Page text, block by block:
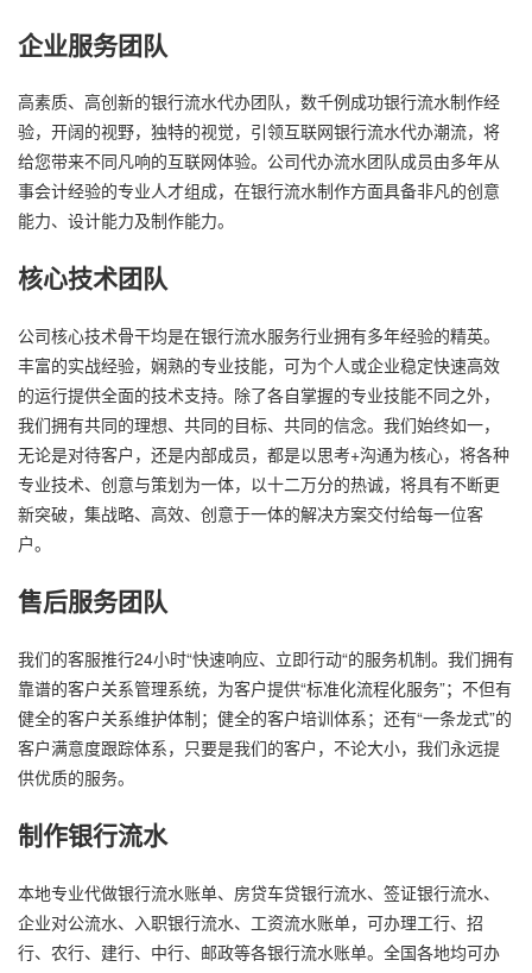
企业服务团队
高素质、高创新的银行流水代办团队，数千例成功银行流水制作经
验，开阔的视野，独特的视觉，引领互联网银行流水代办潮流，将
给您带来不同凡响的互联网体验。公司代办流水团队成员由多年从
事会计经验的专业人才组成，在银行流水制作方面具备非凡的创意
能力、设计能力及制作能力。
核心技术团队
公司核心技术骨干均是在银行流水服务行业拥有多年经验的精英。
丰富的实战经验，娴熟的专业技能，可为个人或企业稳定快速高效
的运行提供全面的技术支持。除了各自掌握的专业技能不同之外，
我们拥有共同的理想、共同的目标、共同的信念。我们始终如一，
无论是对待客户，还是内部成员，都是以思考+沟通为核心，将各种
专业技术、创意与策划为一体，以十二万分的热诚，将具有不断更
新突破，集战略、高效、创意于一体的解决方案交付给每一位客
户。
售后服务团队
我们的客服推行24小时“快速响应、立即行动“的服务机制。我们拥有
靠谱的客户关系管理系统，为客户提供“标准化流程化服务”；不但有
健全的客户关系维护体制；健全的客户培训体系；还有“一条龙式”的
客户满意度跟踪体系，只要是我们的客户，不论大小，我们永远提
供优质的服务。
制作银行流水
本地专业代做银行流水账单、房贷车贷银行流水、签证银行流水、
企业对公流水、入职银行流水、工资流水账单，可办理工行、招
行、农行、建行、中行、邮政等各银行流水账单。全国各地均可办